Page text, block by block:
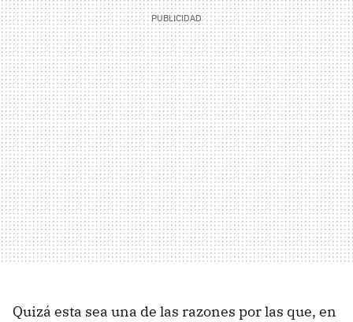
Quizá esta sea una de las razones por las que, en